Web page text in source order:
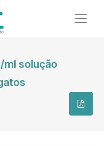
ml solução